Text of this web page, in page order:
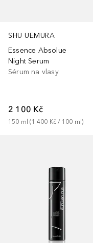
SHU UEMURA
Essence Absolue
Night Serum
Sérum na vlasy
2 100 Kč
150 ml (1 400 Kč / 100 ml)